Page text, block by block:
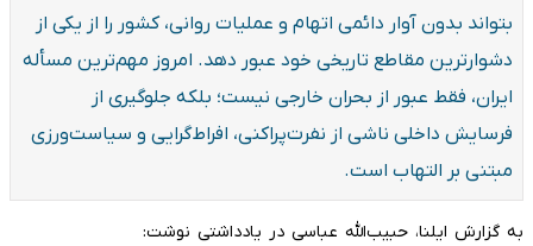
بتواند بدون آوار دائمی اتهام و عملیات روانی، کشور را از یکی از
دشوارترین مقاطع تاریخی خود عبور دهد. امروز مهم‌ترین مسأله
ایران، فقط عبور از بحران خارجی نیست؛ بلکه جلوگیری از
فرسایش داخلی ناشی از نفرت‌پراکنی، افراط‌گرایی و سیاست‌ورزی
مبتنی بر التهاب است.
به گزارش ایلنا، حبیب‌الله عباسی در یادداشتی نوشت: